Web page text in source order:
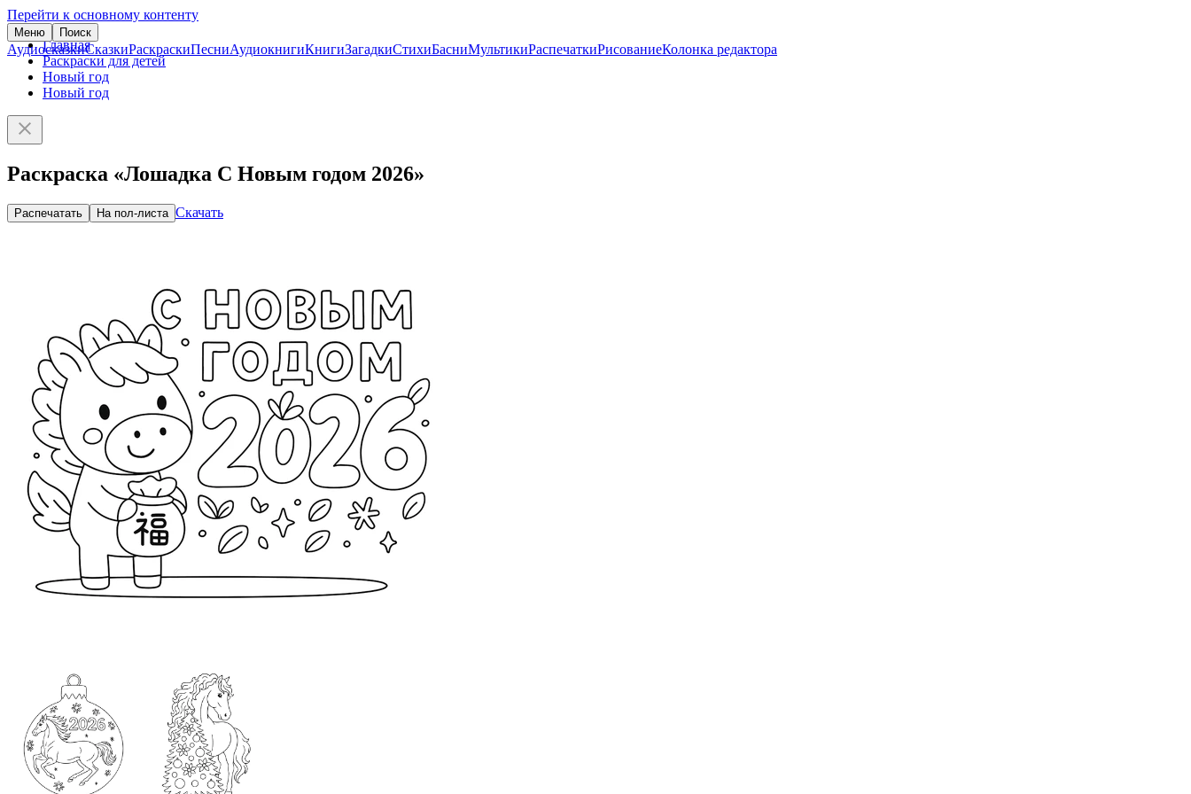
Перейти к основному контенту
Меню Поиск
АудиосказкиСказкиРаскраскиПесниАудиокнигиКнигиЗагадкиСтихиБасниМультикиРаспечаткиРисованиеКолонка редактора
Главная
Раскраски для детей
Новый год
Новый год
Раскраска «Лошадка С Новым годом 2026»
Распечатать На пол-листа Скачать